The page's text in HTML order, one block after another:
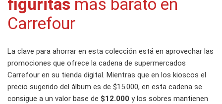
figuritas más barato en
Carrefour
La clave para ahorrar en esta colección está en aprovechar las
promociones que ofrece la cadena de supermercados
Carrefour en su tienda digital. Mientras que en los kioscos el
precio sugerido del álbum es de $15.000, en esta cadena se
consigue a un valor base de $12.000 y los sobres mantienen